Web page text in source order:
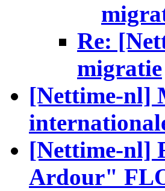
Re:
migratie
[Nettime-nl]
[Nettime-nl]
Ardour"